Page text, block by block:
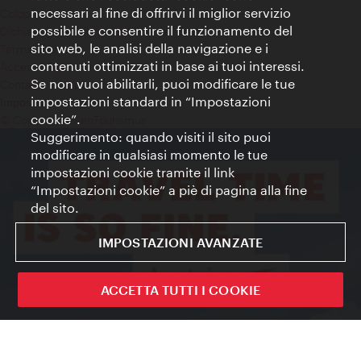
Colophon
Dichiarazione sulla protezione dei dati
Terms of Use
Accessibilità
Contatto stampa
Impostazioni cookie
© Copyright WienTourismus
necessari al fine di offrirvi il miglior servizio
possibile e consentire il funzionamento del
sito web, le analisi della navigazione e i
contenuti ottimizzati in base ai tuoi interessi.
Se non vuoi abilitarli, puoi modificare le tue
impostazioni standard in “Impostazioni
cookie”.
Suggerimento: quando visiti il sito puoi
modificare in qualsiasi momento le tue
impostazioni cookie tramite il link
“Impostazioni cookie” a piè di pagina alla fine
del sito.
IMPOSTAZIONI AVANZATE
ACCETTA TUTTI I COOKIE